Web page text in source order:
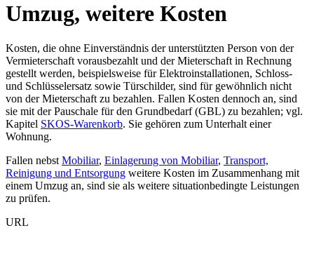
Umzug, weitere Kosten
Kosten, die ohne Einverständnis der unterstützten Person von der
Vermieterschaft vorausbezahlt und der Mieterschaft in Rechnung
gestellt werden, beispielsweise für Elektroinstallationen, Schloss-
und Schlüsselersatz sowie Türschilder, sind für gewöhnlich nicht
von der Mieterschaft zu bezahlen. Fallen Kosten dennoch an, sind
sie mit der Pauschale für den Grundbedarf (GBL) zu bezahlen; vgl.
Kapitel SKOS-Warenkorb. Sie gehören zum Unterhalt einer
Wohnung.
Fallen nebst Mobiliar, Einlagerung von Mobiliar, Transport,
Reinigung und Entsorgung weitere Kosten im Zusammenhang mit
einem Umzug an, sind sie als weitere situationbedingte Leistungen
zu prüfen.
URL